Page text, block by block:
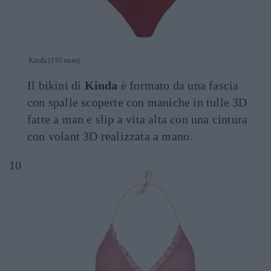
Kinda (195 euro)
Il bikini di Kinda è formato da una fascia
con spalle scoperte con maniche in tulle 3D
fatte a man e slip a vita alta con una cintura
con volant 3D realizzata a mano.